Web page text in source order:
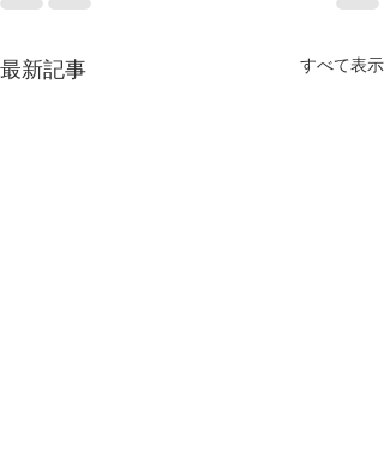
最新記事 すべて表示